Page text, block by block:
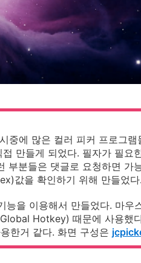
에 많은 컬러 피커 프로그
만들게 되었다. 필자가 필요
부분들은 댓글로 요청하면 가
값을 확인하기 위해 만들었다.
을 이용해서 만들었다. 마우
Hotkey) 때문에 사용했
한거 같다. 화면 구성은